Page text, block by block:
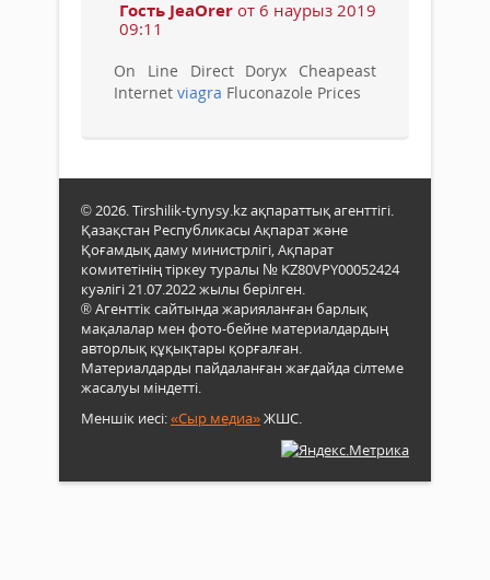
Гость JeaOrer от 6 наурыз 2019
09:11
On Line Direct Doryx Cheapeast
Internet viagra Fluconazole Prices
© 2026. Tirshilik-tynysy.kz ақпараттық агенттігі.
Қазақстан Республикасы Ақпарат және
Қоғамдық даму министрлігі, Ақпарат
комитетінің тіркеу туралы № KZ80VPY00052424
куәлігі 21.07.2022 жылы берілген.
® Агенттік сайтында жарияланған барлық
мақалалар мен фото-бейне материалдардың
авторлық құқықтары қорғалған.
Материалдарды пайдаланған жағдайда сілтеме
жасалуы міндетті.
Меншік иесі:«Сыр медиа»ЖШС.